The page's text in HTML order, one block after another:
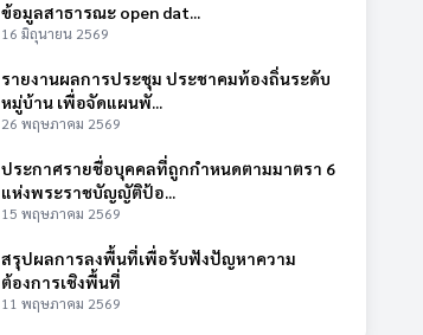
ข้อมูลสาธารณะ open dat...
16 มิถุนายน 2569
รายงานผลการประชุม ประชาคมท้องถิ่นระดับ
หมู่บ้าน เพื่อจัดแผนพั...
26 พฤษภาคม 2569
ประกาศรายชื่อบุคคลที่ถูกกำหนดตามมาตรา 6
แห่งพระราชบัญญัติป้อ...
15 พฤษภาคม 2569
สรุปผลการลงพื้นที่เพื่อรับฟังปัญหาความ
ต้องการเชิงพื้นที่
11 พฤษภาคม 2569